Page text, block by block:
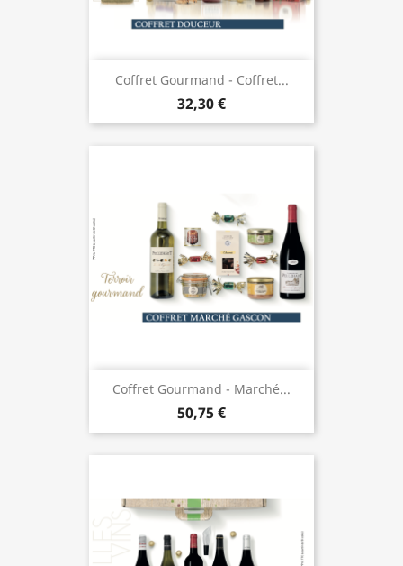
Coffret Gourmand - Coffret...
32,30 €
Coffret Gourmand - Marché...
50,75 €